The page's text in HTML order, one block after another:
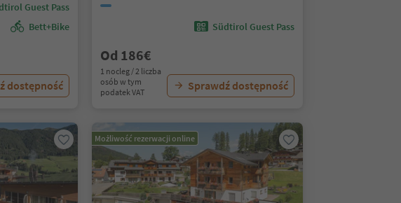
Guest Pass
Bett+Bike
dostępność
Südtirol Guest Pass
Od 186€
1 nocleg / 2 liczba
osób w tym
podatek VAT
Sprawdź dostępność
Możliwość rezerwacji online